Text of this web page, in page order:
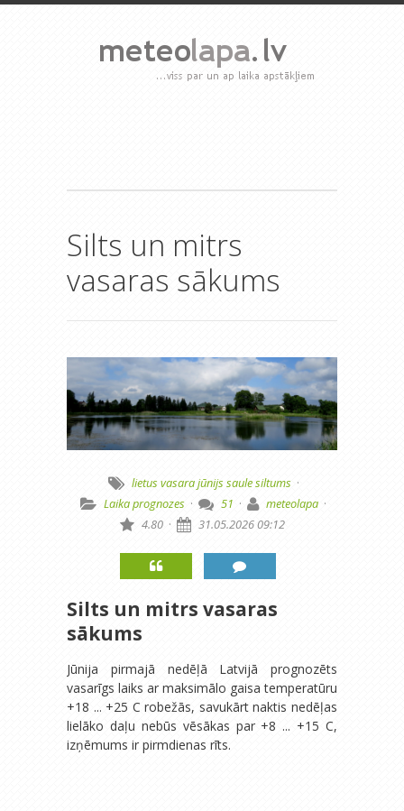
Silts un mitrs
vasaras sākums
lietus vasarajūnijs saulesiltums ·
Laika prognozes · 51 · meteolapa ·
4.80 · 31.05.2026 09:12
Silts un mitrs vasaras
sākums
Jūnija pirmajā nedēļā Latvijā prognozēts
vasarīgs laiks ar maksimālo gaisa temperatūru
+18 ... +25 C robežās, savukārt naktis nedēļas
lielāko daļu nebūs vēsākas par +8 ... +15 C,
izņēmums ir pirmdienas rīts.